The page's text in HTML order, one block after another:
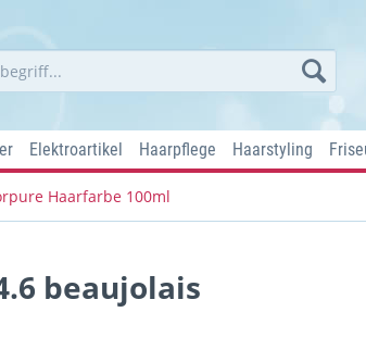
Elektroartikel Haarpflege Haarstyling
Haarfarbe 100ml
beaujolais